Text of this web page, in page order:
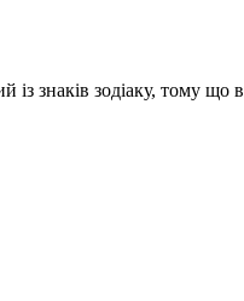
знаків зодіаку, тому що